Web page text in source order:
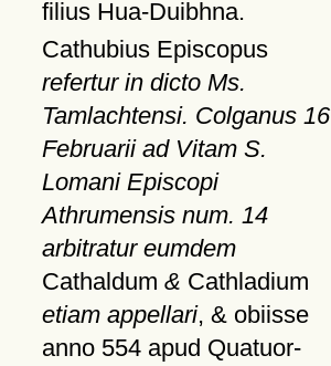
filius Hua-Duibhna.
Cathubius Episcopus
refertur in dicto Ms.
Tamlachtensi. Colganus 16
Februarii ad Vitam S.
Lomani Episcopi
Athrumensis num. 14
arbitratur eumdem
Cathaldum & Cathladium
etiam appellari, & obiisse
anno 554 apud Quatuor-